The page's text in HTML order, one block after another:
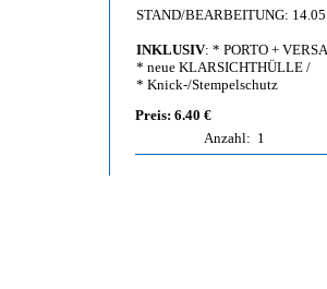
STAND/BEARBEITUNG:
INKLUSIV: * PORTO +
* neue KLARSICHTHÜLLE /
* Knick-/Stempelschutz
Preis: 6.40 €
Anzahl: 1